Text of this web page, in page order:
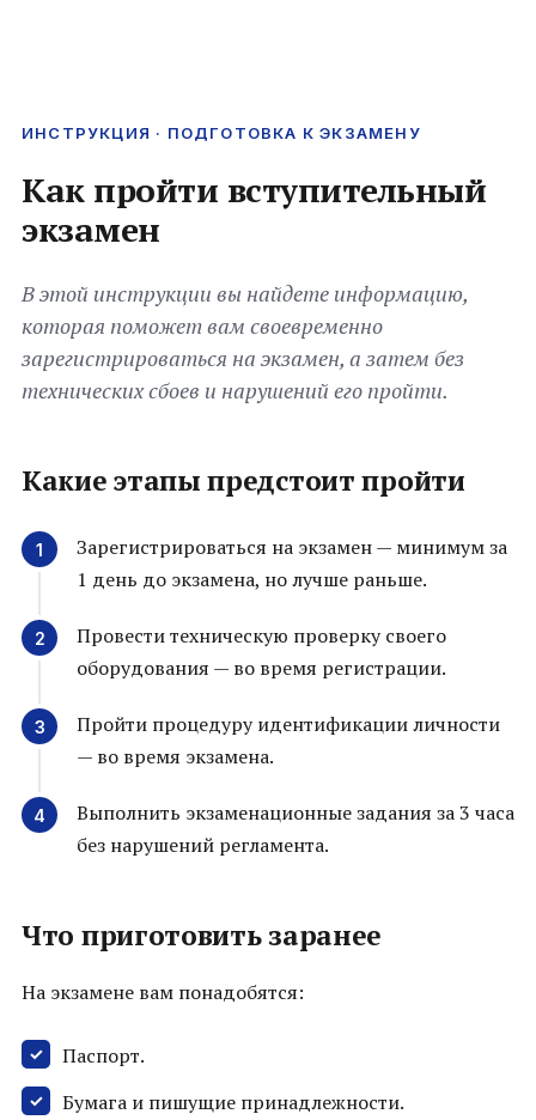
ИНСТРУКЦИЯ · ПОДГОТОВКА К ЭКЗАМЕНУ
Как пройти вступительный
экзамен
В этой инструкции вы найдете информацию,
которая поможет вам своевременно
зарегистрироваться на экзамен, а затем без
технических сбоев и нарушений его пройти.
Какие этапы предстоит пройти
Зарегистрироваться на экзамен — минимум за
1 день до экзамена, но лучше раньше.
Провести техническую проверку своего
оборудования — во время регистрации.
Пройти процедуру идентификации личности
— во время экзамена.
Выполнить экзаменационные задания за 3 часа
без нарушений регламента.
Что приготовить заранее
На экзамене вам понадобятся:
Паспорт.
Бумага и пишущие принадлежности.